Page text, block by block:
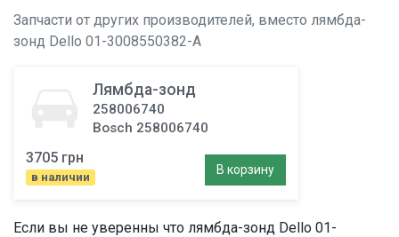
Запчасти от других производителей, вместо лямбда-
зонд Dello 01-3008550382-A
Лямбда-зонд
258006740
Bosch 258006740
3705 грн
в наличии
В корзину
Если вы не уверенны что лямбда-зонд Dello 01-